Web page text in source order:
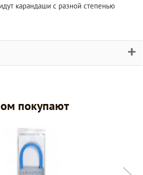
карандаши с разной степенью
покупают